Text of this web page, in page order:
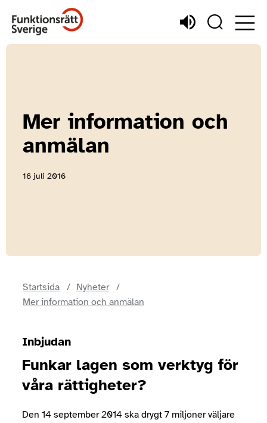
Mer information och
anmälan
16 juli 2016
Startsida
Nyheter
Mer information och anmälan
Inbjudan
Funkar lagen som verktyg för
våra rättigheter?
Den 14 september 2014 ska drygt 7 miljoner väljare